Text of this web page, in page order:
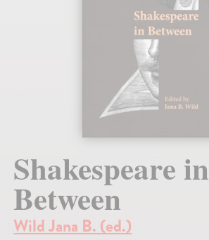
Shakespeare in
Between
Wild Jana B. (ed.)